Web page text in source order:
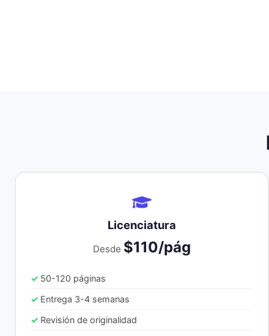
Licenciatura
Desde $110/pág
50-120 páginas
Entrega 3-4 semanas
Revisión de originalidad